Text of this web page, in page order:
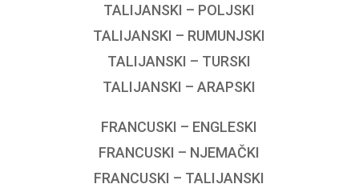
TALIJANSKI – POLJSKI
TALIJANSKI – RUMUNJSKI
TALIJANSKI – TURSKI
TALIJANSKI – ARAPSKI
FRANCUSKI – ENGLESKI
FRANCUSKI – NJEMAČKI
FRANCUSKI – TALIJANSKI